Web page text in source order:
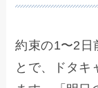
約束の1〜2日
とで、ドタキ